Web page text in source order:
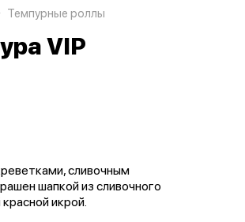
Темпурные роллы
VIP
сливочным
шапкой из сливочного
икрой.